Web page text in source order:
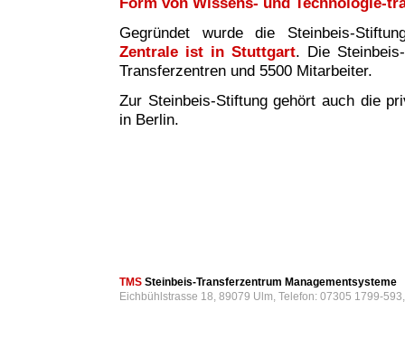
Form von Wissens- und Technologie-
Gegründet wurde die Steinbeis-
Zentrale ist in Stuttgart. Die
Transferzentren und 5500 Mitarbeiter.
Zur Steinbeis-Stiftung gehört auch die
in Berlin.
TMS Steinbeis-Transferzentrum Managementsysteme
Eichbühlstrasse 18, 89079 Ulm, Telefon: 07305 1799-